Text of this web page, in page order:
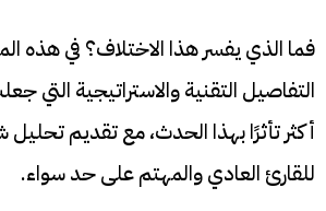
فما الذي يفسر هذا الاختلاف؟ في هذه
التفاصيل التقنية والاستراتيجية التي
أكثر تأثرًا بهذا الحدث، مع تقديم
للقارئ العادي والمهتم على حد سواء.